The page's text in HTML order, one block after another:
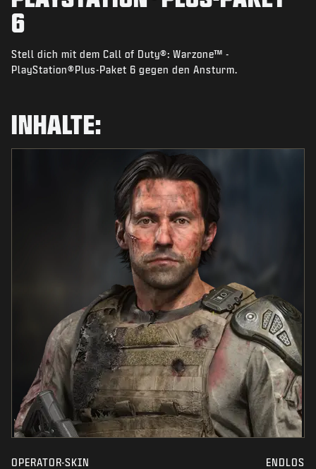
NEWS
SHOP
ESPORTS
ANMELDEN|JETZT REGISTRIEREN
6
Stell dich mit dem Call of Duty®: Warzone™ -
PlayStation®Plus-Paket 6 gegen den Ansturm.
INHALTE:
OPERATOR-SKIN ENDLOS